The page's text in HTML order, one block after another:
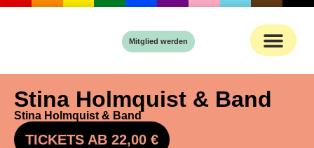
Mitglied werden
Stina Holmquist & Band
Stina Holmquist & Band
TICKETS AB 22,00 €